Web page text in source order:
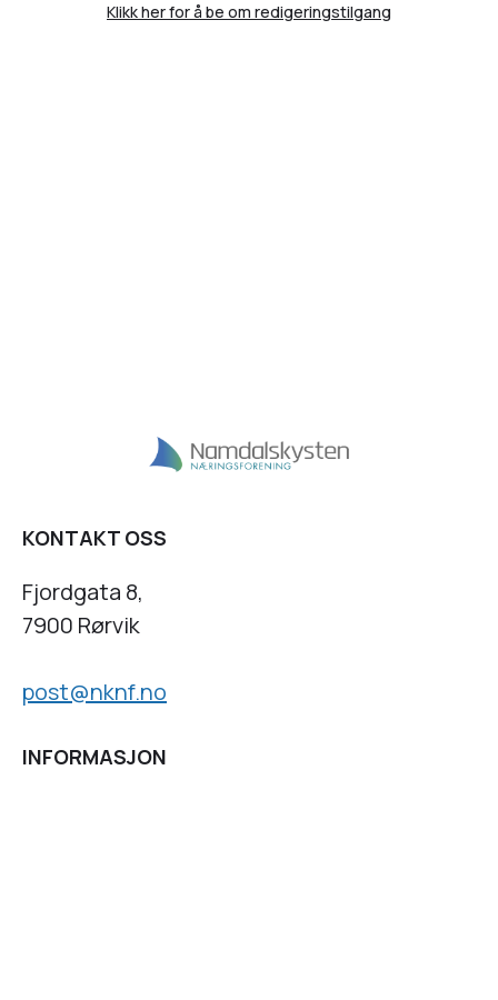
Klikk her for å be om redigeringstilgang
KONTAKT OSS
Fjordgata 8,
7900 Rørvik
post@nknf.no
INFORMASJON